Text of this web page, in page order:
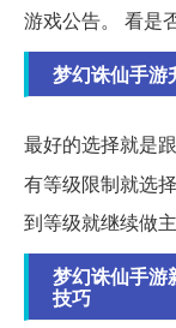
游戏公告。 看是
梦幻诛仙手游
最好的选择就是
有等级限制就选
到等级就继续做
梦幻诛仙手游
技巧